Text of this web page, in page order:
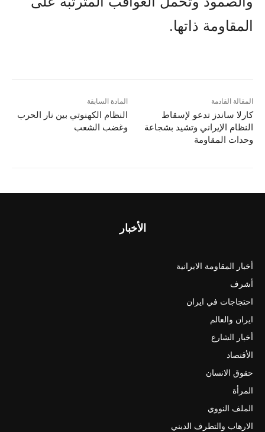
المقاومة ذاتها.
المادة السابقة
النظام الکهنوتي بين نار الحرب
وغضب الشعب
المقالة القادمة
كارلا ساندز تدعو لإسقاط
النظام الإيراني وتشيد بشجاعة
وحدات المقاومة
الأخبار
أخبار المقاومة الايرانية
أشرف
احتجاجات في ايران
ايران والعالم
أخبار الشارع
الأقتصاد
حقوق الانسان
المرأة
الملف النووي
الارهاب والتطرف الديني